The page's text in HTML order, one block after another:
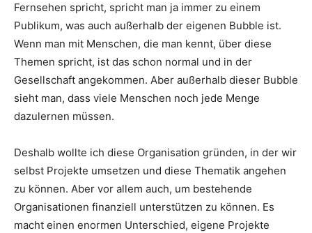
Fernsehen spricht, spricht man ja immer zu einem
Publikum, was auch außerhalb der eigenen Bubble ist.
Wenn man mit Menschen, die man kennt, über diese
Themen spricht, ist das schon normal und in der
Gesellschaft angekommen. Aber außerhalb dieser Bubble
sieht man, dass viele Menschen noch jede Menge
dazulernen müssen.
Deshalb wollte ich diese Organisation gründen, in der wir
selbst Projekte umsetzen und diese Thematik angehen
zu können. Aber vor allem auch, um bestehende
Organisationen finanziell unterstützen zu können. Es
macht einen enormen Unterschied, eigene Projekte